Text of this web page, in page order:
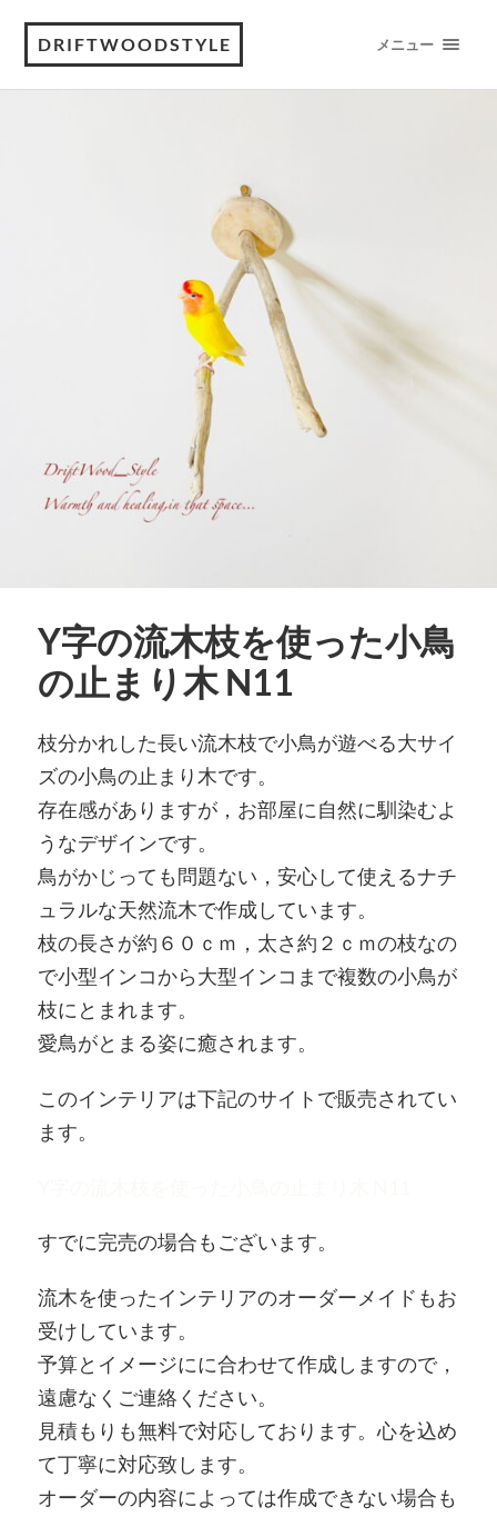
DRIFTWOODSTYLE メニュー
Y字の流木枝を使った小鳥
の止まり木 N11
枝分かれした長い流木枝で小鳥が遊べる大サイ
ズの小鳥の止まり木です。
存在感がありますが，お部屋に自然に馴染むよ
うなデザインです。
鳥がかじっても問題ない，安心して使えるナチ
ュラルな天然流木で作成しています。
枝の長さが約６０ｃｍ，太さ約２ｃｍの枝なの
で小型インコから大型インコまで複数の小鳥が
枝にとまれます。
愛鳥がとまる姿に癒されます。
このインテリアは下記のサイトで販売されてい
ます。
すでに完売の場合もございます。
流木を使ったインテリアのオーダーメイドもお
受けしています。
予算とイメージにに合わせて作成しますので，
遠慮なくご連絡ください。
見積もりも無料で対応しております。心を込め
て丁寧に対応致します。
オーダーの内容によっては作成できない場合も